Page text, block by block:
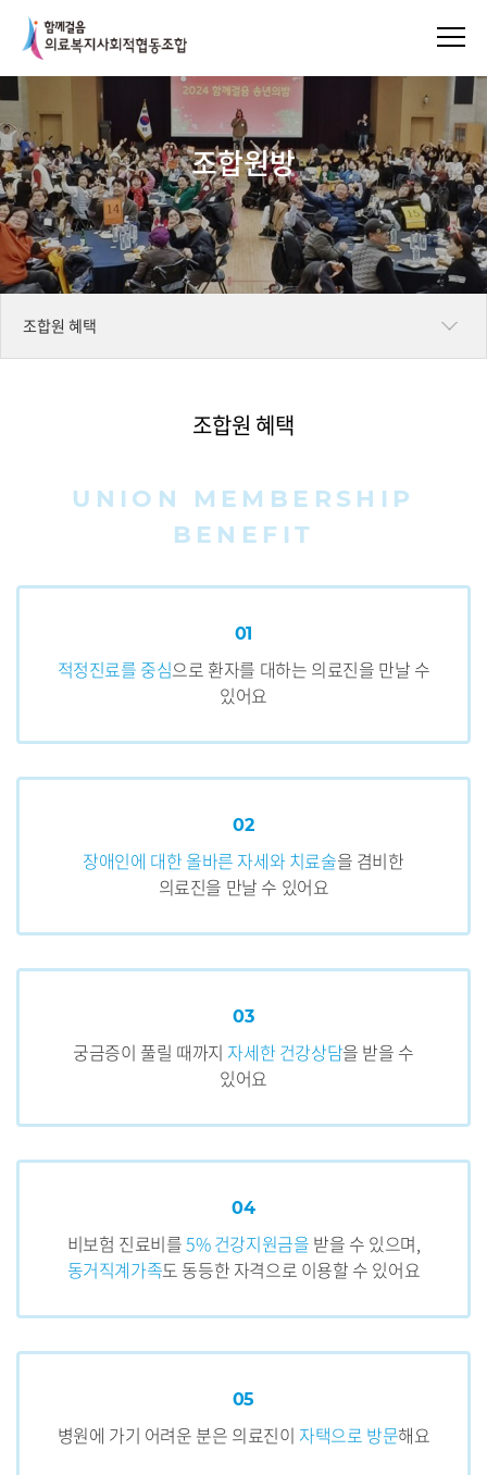
조합원방
조합원 혜택
조합원 혜택
UNION MEMBERSHIP
BENEFIT
01
적정진료를 중심으로 환자를 대하는 의료진을 만날 수
있어요
02
장애인에 대한 올바른 자세와 치료술을 겸비한
의료진을 만날 수 있어요
03
궁금증이 풀릴 때까지 자세한 건강상담을 받을 수
있어요
04
비보험 진료비를5% 건강지원금을 받을 수 있으며,
동거직계가족도 동등한 자격으로 이용할 수 있어요
05
병원에 가기 어려운 분은 의료진이 자택으로 방문해요